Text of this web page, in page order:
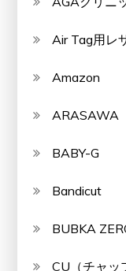
Air Tag用レ
Amazon
ARASAWA
BABY-G
Bandicut
BUBKA
CU（チャッ